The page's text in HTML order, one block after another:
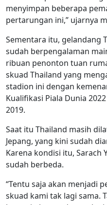
menyimpan beberapa
pertarungan ini,” ujarnya
Sementara itu, gelandang
sudah berpengalaman
ribuan penonton tuan
skuad Thailand yang
stadion ini dengan
Kualifikasi Piala Dunia
2019.
Saat itu Thailand masih
Jepang, yang kini sudah
Karena kondisi itu, Sarach
sudah berbeda.
“Tentu saja akan menjadi
skuad kami tak lagi sama.